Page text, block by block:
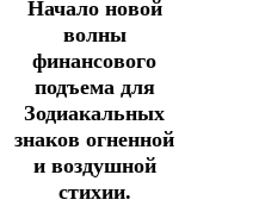
Начало новой
волны
финансового
подъема для
Зодиакальных
знаков огненной
и воздушной
стихии.